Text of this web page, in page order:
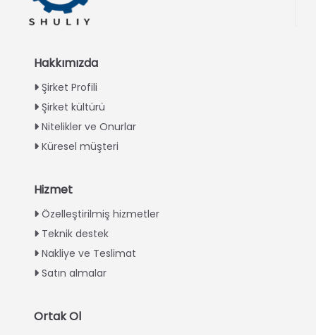
Hakkımızda
Şirket Profili
Şirket kültürü
Nitelikler ve Onurlar
Küresel müşteri
Hizmet
Özelleştirilmiş hizmetler
Teknik destek
Nakliye ve Teslimat
Satın almalar
Ortak Ol
Urdu
Greek
Italian